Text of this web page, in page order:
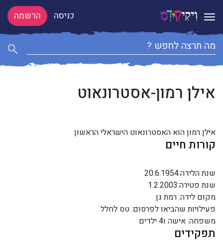
Toggle navigation כניסה הרשמה
אילן רמון-אסטרונאוט
אילן רמון הוא האסטרונאוט הישראלי הראשון
קורות חיים
שנת הלידה:20.6.1954
שנת פטירה:1.2.2003
מקום לידה: רמת גן
פעילויות שהביאו לפרסום: טס לחלל
משפחה: אישה ו4 ילדים
תפקידים